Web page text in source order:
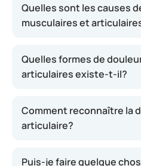
musculaires. Cela peut
sportive, après être resté
ou en cas de grippe. Il
surcharge des muscles, ce
Cela provoque des
musculaires. Cette
Quelles sont les causes
musculaires et
Quelles formes de
articulaires existe-t-il?
Comment reconnaître la
articulaire?
Puis-je faire quelque